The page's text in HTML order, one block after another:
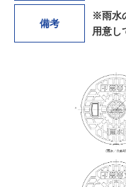
備考
※雨水
用意し